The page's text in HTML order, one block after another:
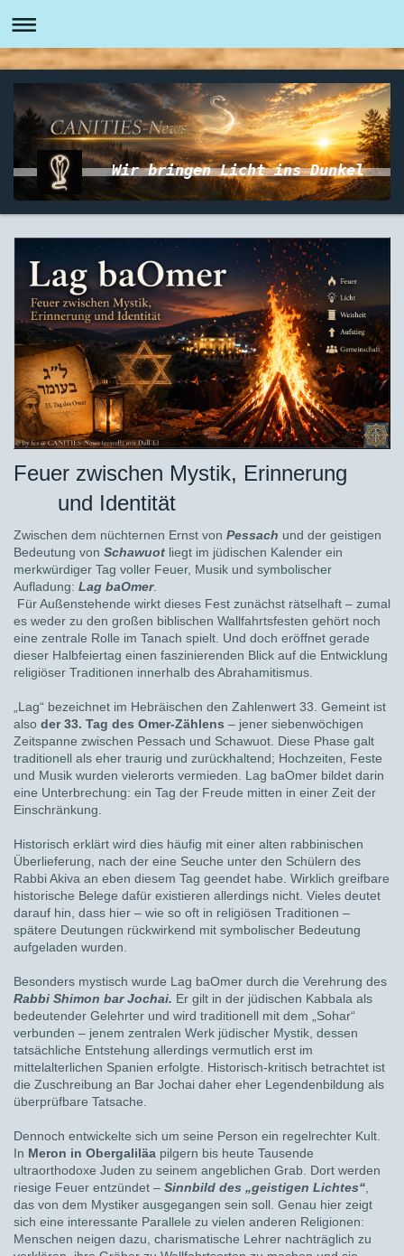
Wir bringen Licht ins Dunkel
Feuer zwischen Mystik, Erinnerung
und Identität
Zwischen dem nüchternen Ernst von Pessach und der geistigen
Bedeutung von Schawuot liegt im jüdischen Kalender ein
merkwürdiger Tag voller Feuer, Musik und symbolischer
Aufladung: Lag baOmer.
Für Außenstehende wirkt dieses Fest zunächst rätselhaft – zumal
es weder zu den großen biblischen Wallfahrtsfesten gehört noch
eine zentrale Rolle im Tanach spielt. Und doch eröffnet gerade
dieser Halbfeiertag einen faszinierenden Blick auf die Entwicklung
religiöser Traditionen innerhalb des Abrahamitismus.
„Lag“ bezeichnet im Hebräischen den Zahlenwert 33. Gemeint ist
also der 33. Tag des Omer-Zählens – jener siebenwöchigen
Zeitspanne zwischen Pessach und Schawuot. Diese Phase galt
traditionell als eher traurig und zurückhaltend; Hochzeiten, Feste
und Musik wurden vielerorts vermieden. Lag baOmer bildet darin
eine Unterbrechung: ein Tag der Freude mitten in einer Zeit der
Einschränkung.
Historisch erklärt wird dies häufig mit einer alten rabbinischen
Überlieferung, nach der eine Seuche unter den Schülern des
Rabbi Akiva an eben diesem Tag geendet habe. Wirklich greifbare
historische Belege dafür existieren allerdings nicht. Vieles deutet
darauf hin, dass hier – wie so oft in religiösen Traditionen –
spätere Deutungen rückwirkend mit symbolischer Bedeutung
aufgeladen wurden.
Besonders mystisch wurde Lag baOmer durch die Verehrung des
Rabbi Shimon bar Jochai. Er gilt in der jüdischen Kabbala als
bedeutender Gelehrter und wird traditionell mit dem „Sohar“
verbunden – jenem zentralen Werk jüdischer Mystik, dessen
tatsächliche Entstehung allerdings vermutlich erst im
mittelalterlichen Spanien erfolgte. Historisch-kritisch betrachtet ist
die Zuschreibung an Bar Jochai daher eher Legendenbildung als
überprüfbare Tatsache.
Dennoch entwickelte sich um seine Person ein regelrechter Kult.
In Meron in Obergaliläa pilgern bis heute Tausende
ultraorthodoxe Juden zu seinem angeblichen Grab. Dort werden
riesige Feuer entzündet – Sinnbild des „geistigen Lichtes“
das von dem Mystiker ausgegangen sein soll. Genau hier zeigt
sich eine interessante Parallele zu vielen anderen Religionen:
Menschen neigen dazu, charismatische Lehrer nachträglich zu